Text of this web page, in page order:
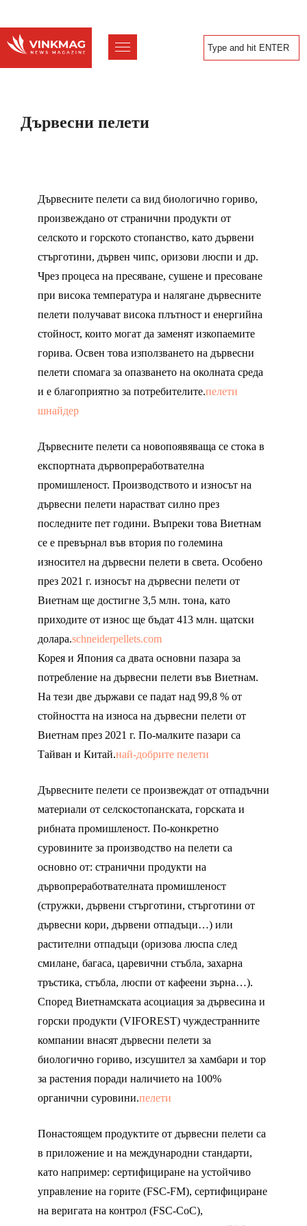
Дървесни пелети
Дървесните пелети са вид биологично гориво,
произвеждано от странични продукти от
селското и горското стопанство, като дървени
стърготини, дървен чипс, оризови люспи и др.
Чрез процеса на пресяване, сушене и пресоване
при висока температура и налягане дървесните
пелети получават висока плътност и енергийна
стойност, които могат да заменят изкопаемите
горива. Освен това използването на дървесни
пелети спомага за опазването на околната среда
и е благоприятно за потребителите.пелети
шнайдер
Дървесните пелети са новопоявяваща се стока в
експортната дървопреработвателна
промишленост. Производството и износът на
дървесни пелети нарастват силно през
последните пет години. Въпреки това Виетнам
се е превърнал във втория по големина
износител на дървесни пелети в света. Особено
през 2021 г. износът на дървесни пелети от
Виетнам ще достигне 3,5 млн. тона, като
приходите от износ ще бъдат 413 млн. щатски
долара.schneiderpellets.com
Корея и Япония са двата основни пазара за
потребление на дървесни пелети във Виетнам.
На тези две държави се падат над 99,8 % от
стойността на износа на дървесни пелети от
Виетнам през 2021 г. По-малките пазари са
Тайван и Китай.най-добрите пелети
Дървесните пелети се произвеждат от отпадъчни
материали от селскостопанската, горската и
рибната промишленост. По-конкретно
суровините за производство на пелети са
основно от: странични продукти на
дървопреработвателната промишленост
(стружки, дървени стърготини, стърготини от
дървесни кори, дървени отпадъци…) или
растителни отпадъци (оризова люспа след
смилане, багаса, царевични стъбла, захарна
тръстика, стъбла, люспи от кафеени зърна…).
Според Виетнамската асоциация за дървесина и
горски продукти (VIFOREST) чуждестранните
компании внасят дървесни пелети за
биологично гориво, изсушител за хамбари и тор
за растения поради наличието на 100%
органични суровини.пелети
Понастоящем продуктите от дървесни пелети са
в приложение и на международни стандарти,
като например: сертифициране на устойчиво
управление на горите (FSC-FM), сертифициране
на веригата на контрол (FSC-CoC),